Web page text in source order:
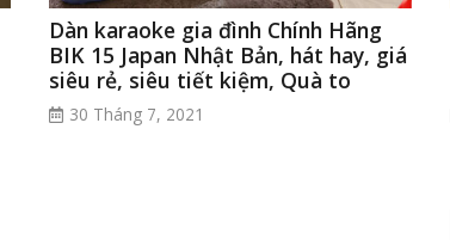
Dàn karaoke gia đình Chính Hãng
BIK 15 Japan Nhật Bản, hát hay, giá
siêu rẻ, siêu tiết kiệm, Quà to
30 Tháng 7, 2021